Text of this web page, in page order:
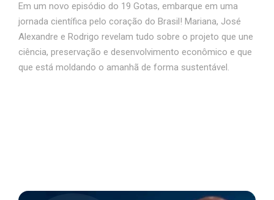
Em um novo episódio do 19 Gotas, embarque em uma
jornada científica pelo coração do Brasil! Mariana, José
Alexandre e Rodrigo revelam tudo sobre o projeto que une
ciência, preservação e desenvolvimento econômico e que
que está moldando o amanhã de forma sustentável.